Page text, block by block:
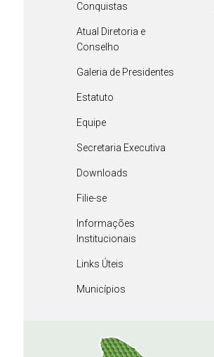
Conquistas
Atual Diretoria e
Conselho
Galeria de Presidentes
Estatuto
Equipe
Secretaria Executiva
Downloads
Filie-se
Informações
Institucionais
Links Úteis
Municípios